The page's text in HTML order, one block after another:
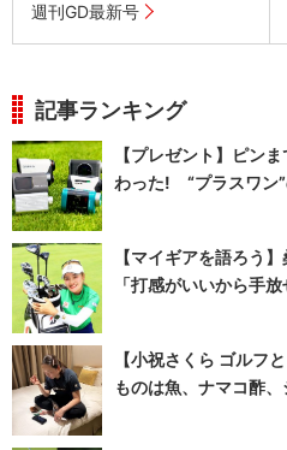
週刊GD最新号
記事ランキング
【プレゼント】ピン
わった! “プラスワン
【マイギアを語ろう
「打感がいいから手放
【小祝さくら ゴル
ものは魚、ナマコ酢、